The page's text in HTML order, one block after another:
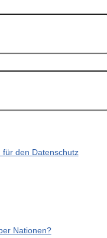
den Datenschutz
Nationen?